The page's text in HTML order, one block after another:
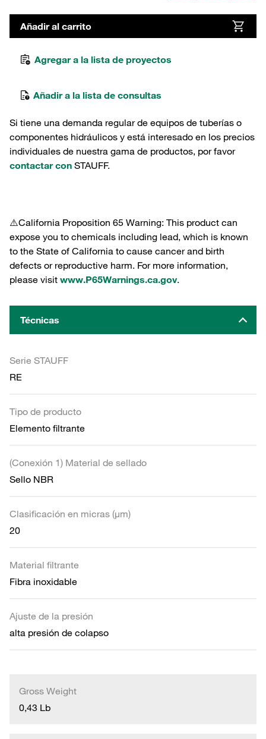
Añadir al carrito
Agregar a la lista de proyectos
Añadir a la lista de consultas
Si tiene una demanda regular de equipos de tuberías o
componentes hidráulicos y está interesado en los precios
individuales de nuestra gama de productos, por favor
contactar con STAUFF.
⚠️California Proposition 65 Warning: This product can
expose you to chemicals including lead, which is known
to the State of California to cause cancer and birth
defects or reproductive harm. For more information,
please visit www.P65Warnings.ca.gov.
Técnicas
Serie STAUFF
RE
Tipo de producto
Elemento filtrante
(Conexión 1) Material de sellado
Sello NBR
Clasificación en micras (µm)
20
Material filtrante
Fibra inoxidable
Ajuste de la presión
alta presión de colapso
Gross Weight
0,43 Lb